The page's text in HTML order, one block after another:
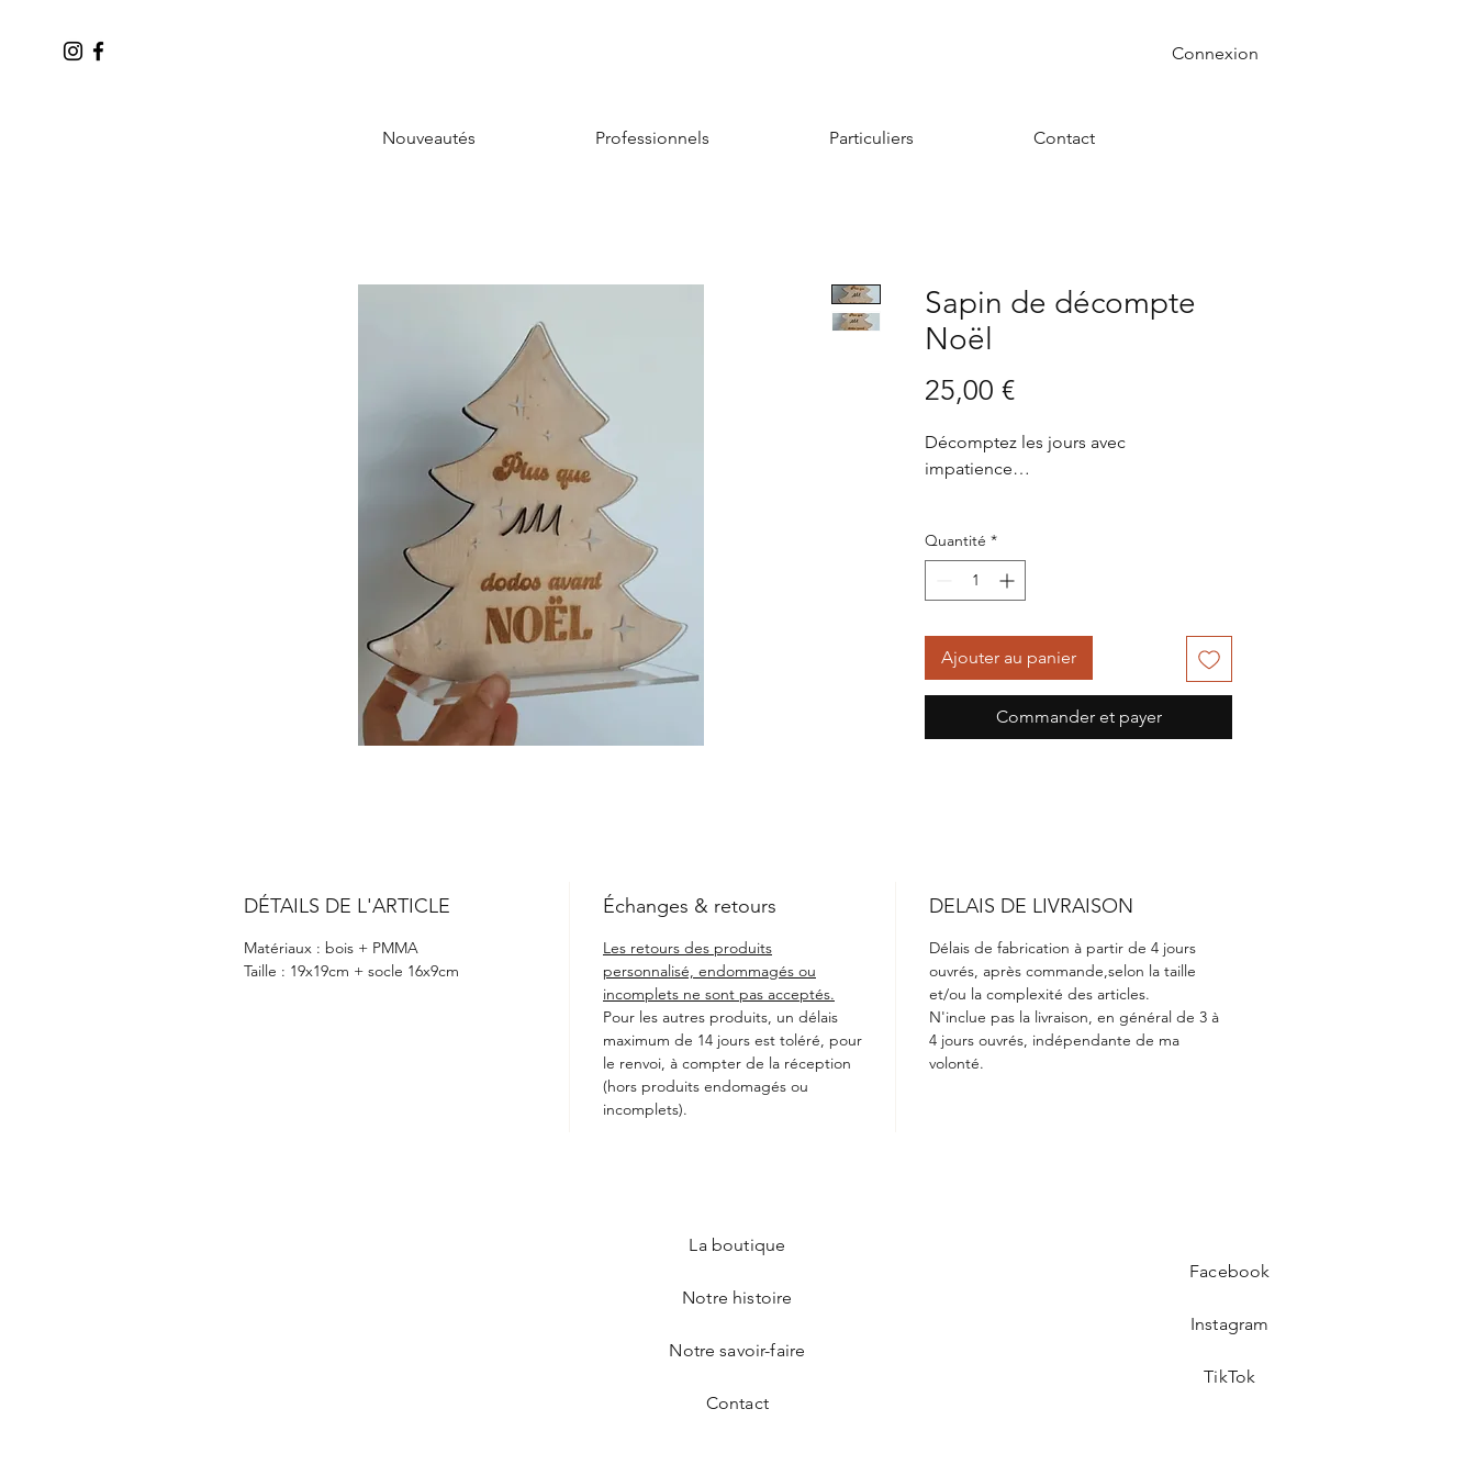
Connexion
Nouveautés Professionnels Particuliers Contact
Sapin de décompte
Noël
25,00 €Prix
Décomptez les jours avec
impatience…
grands !
Ludique et pédagogique, profitez d’un
avec votre/vos enfants.
Quantité *
Ajouter au panier
Commander et payer
DÉTAILS DE L'ARTICLE
Matériaux : bois + PMMA
Taille : 19x19cm + socle 16x9cm
Échanges & retours
Les retours des produits
personnalisé, endommagés ou
incomplets ne sont pas acceptés.
Pour les autres produits, un délais
maximum de 14 jours est toléré, pour
le renvoi, à compter de la réception
(hors produits endomagés ou
incomplets).
DELAIS DE LIVRAISON
Délais de fabrication à partir de 4 jours
ouvrés, après commande,selon la taille
et/ou la complexité des articles.
N'inclue pas la livraison, en général de 3 à
4 jours ouvrés, indépendante de ma
volonté.
La boutique
Notre histoire
Notre savoir-faire
Contact
Facebook
Instagram
TikTok